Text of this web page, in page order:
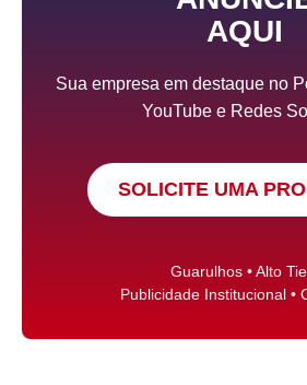
AQUI
Sua empresa em destaque no
YouTube e Redes
SOLICITE UMA
Guarulhos • Alto
Publicidade Institucional •